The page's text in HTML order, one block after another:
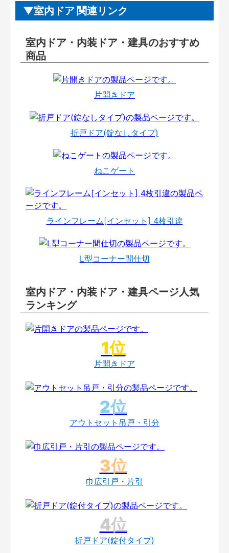
室内ドア 関連リンク
室内ドア・内装ドア・建具のおすすめ
商品
片開きドア
折戸ドア(錠なしタイプ)
ねこゲート
ラインフレーム[インセット] 4枚引違
L型コーナー間仕切
室内ドア・内装ドア・建具ページ人気
ランキング
片開きドア
アウトセット吊戸・引分
巾広引戸・片引
折戸ドア(錠付タイプ)